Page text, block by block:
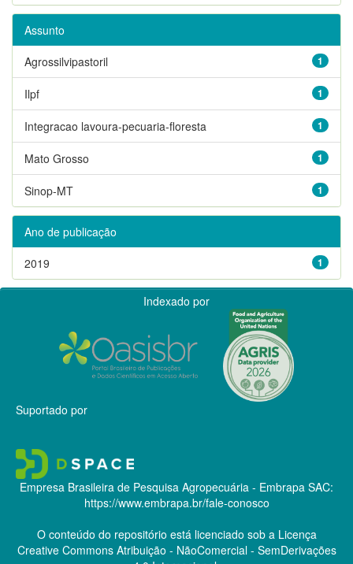
Assunto
1
Agrossilvipastoril
1
Ilpf
1
Integracao lavoura-pecuaria-floresta
1
Mato Grosso
1
Sinop-MT
Ano de publicação
1
2019
Indexado por
Suportado por
Empresa Brasileira de Pesquisa Agropecuária - Embrapa SAC:
https://www.embrapa.br/fale-conosco
O conteúdo do repositório está licenciado sob a Licença
Creative CommonsAtribuição - NãoComercial - SemDerivações